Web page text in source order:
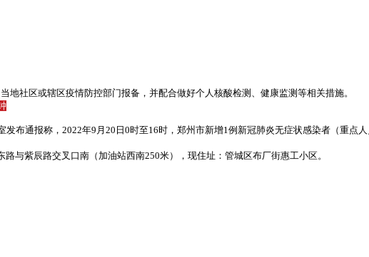
地社区或辖区疫情防控部门报备，并配合做好个人核酸检测、健康监测等相关措施。
布通报称，2022年9月20日0时至16时，郑州市新增1例新冠肺炎无症状感染者（重点
路与紫辰路交叉口南（加油站西南250米），现住址：管城区布厂街惠工小区。